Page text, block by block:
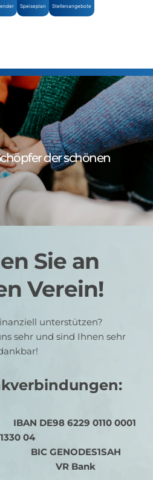
Speiseplan Stellenangebote
der schönen
Sie an
Verein!
unterstützen?
sehr und sind Ihnen sehr
IBAN DE98 6229 0110 0001
1330 04
BIC GENODES1SAH
VR Bank